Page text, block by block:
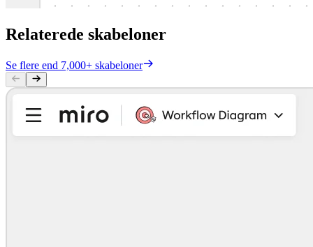
Relaterede skabeloner
Se flere end 7,000+ skabeloner